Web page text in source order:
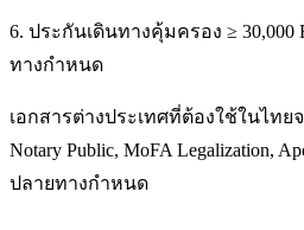
6. ประกันเดินทางคุ้มครอง ≥ 30,000
ทางกำหนด
เอกสารต่างประเทศที่ต้องใช้ในไทย
Notary Public, MoFA Legalization,
ปลายทางกำหนด